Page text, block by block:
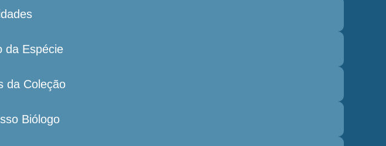
da Espécie
da Coleção
Biólogo